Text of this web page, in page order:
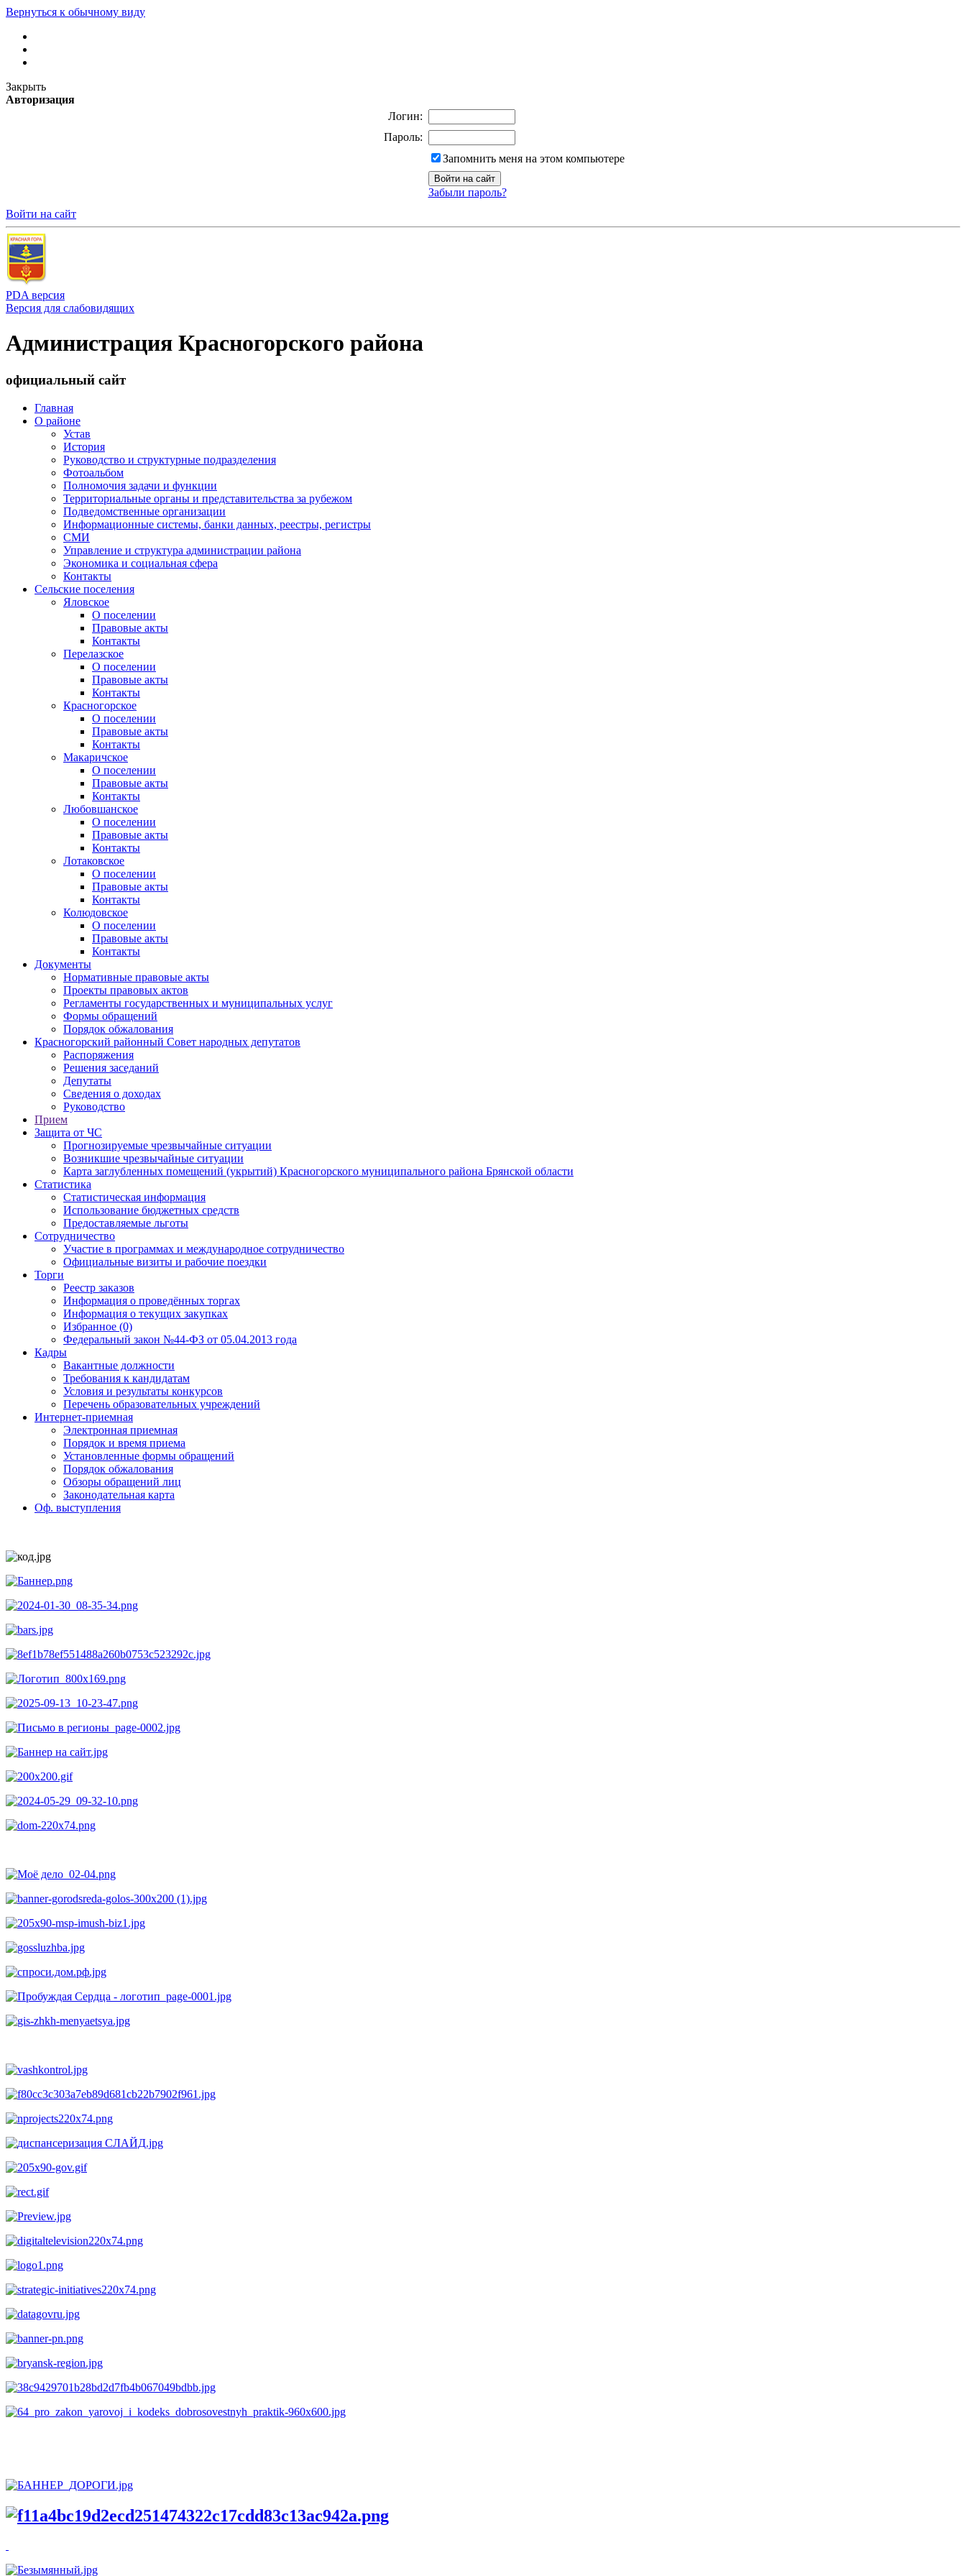
Вернуться к обычному виду
Закрыть
Авторизация
Логин:
Пароль:
Запомнить меня на этом компьютере
Забыли пароль?
Войти на сайт
PDA версия
Версия для слабовидящих
Администрация Красногорского района
официальный сайт
Главная
О районе
Устав
История
Руководство и структурные подразделения
Фотоальбом
Полномочия задачи и функции
Территориальные органы и представительства за рубежом
Подведомственные организации
Информационные системы, банки данных, реестры, регистры
СМИ
Управление и структура администрации района
Экономика и социальная сфера
Контакты
Сельские поселения
Яловское
О поселении
Правовые акты
Контакты
Перелазское
О поселении
Правовые акты
Контакты
Красногорское
О поселении
Правовые акты
Контакты
Макаричское
О поселении
Правовые акты
Контакты
Любовшанское
О поселении
Правовые акты
Контакты
Лотаковское
О поселении
Правовые акты
Контакты
Колюдовское
О поселении
Правовые акты
Контакты
Документы
Нормативные правовые акты
Проекты правовых актов
Регламенты государственных и муниципальных услуг
Формы обращений
Порядок обжалования
Красногорский районный Совет народных депутатов
Распоряжения
Решения заседаний
Депутаты
Сведения о доходах
Руководство
Прием
Защита от ЧС
Прогнозируемые чрезвычайные ситуации
Возникшие чрезвычайные ситуации
Карта заглубленных помещений (укрытий) Красногорского муниципального района Брянской области
Статистика
Статистическая информация
Использование бюджетных средств
Предоставляемые льготы
Сотрудничество
Участие в программах и международное сотрудничество
Официальные визиты и рабочие поездки
Торги
Реестр заказов
Информация о проведённых торгах
Информация о текущих закупках
Избранное (0)
Федеральный закон №44-ФЗ от 05.04.2013 года
Кадры
Вакантные должности
Требования к кандидатам
Условия и результаты конкурсов
Перечень образовательных учреждений
Интернет-приемная
Электронная приемная
Порядок и время приема
Установленные формы обращений
Порядок обжалования
Обзоры обращений лиц
Законодательная карта
Оф. выступления